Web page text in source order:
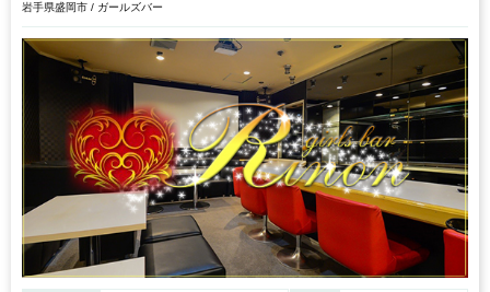
岩手県盛岡市 / ガールズバー